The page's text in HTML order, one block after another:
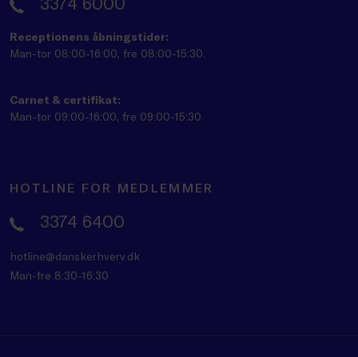
Receptionens åbningstider:
Man-tor 08:00-16:00, fre 08:00-15:30.
Carnet & certifikat:
Man-tor 09:00-16:00, fre 09:00-15:30.
HOTLINE FOR MEDLEMMER
3374 6400
hotline@danskerhverv.dk
Man-fre 8:30-16:30